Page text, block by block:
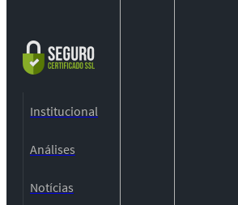
Institucional
Análises
Notícias